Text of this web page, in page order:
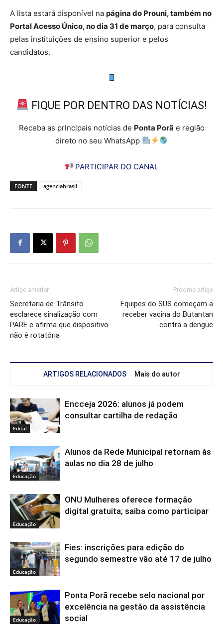
A lista estará disponível na página do Prouni, também no
Portal Acesso Único, no dia 31 de março, para consulta
pelas instituições de ensino superior e pelos
candidatos.
FIQUE POR DENTRO DAS NOTÍCIAS!
Receba as principais notícias de Ponta Porã e região
direto no seu WhatsApp
PARTICIPAR DO CANAL
FONTE agenciabrasil
Artigo anterior
Secretaria de Trânsito
esclarece sinalização com
PARE e afirma que dispositivo
não é rotatória
Próximo artigo
Equipes do SUS começam a
receber vacina do Butantan
contra a dengue
ARTIGOS RELACIONADOS Mais do autor
Edital
Encceja 2026: alunos já podem
consultar cartilha de redação
Educação
Alunos da Rede Municipal retornam às
aulas no dia 28 de julho
Educação
ONU Mulheres oferece formação
digital gratuita; saiba como participar
Educação
Fies: inscrições para edição do
segundo semestre vão até 17 de julho
Educação
Ponta Porã recebe selo nacional por
excelência na gestão da assistência
social